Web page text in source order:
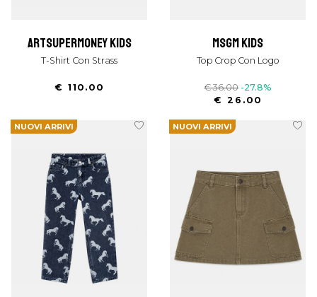
artsupermoney kids
T-Shirt Con Strass
€ 110.00
msgm kids
Top Crop Con Logo
€ 36.00 -27.8%
€ 26.00
NUOVI ARRIVI NUOVI ARRIVI